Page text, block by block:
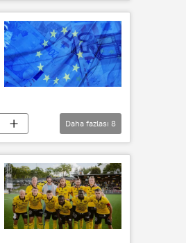
Daha fazlası 8